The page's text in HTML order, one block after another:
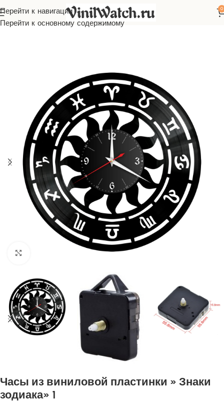
Перейти к навигации
Перейти к основному содержимому
0
Главная Часы из виниловой пластинки Астрология
Нажмите, чтобы увеличить
Часы из виниловой пластинки » Знаки
зодиака» 1